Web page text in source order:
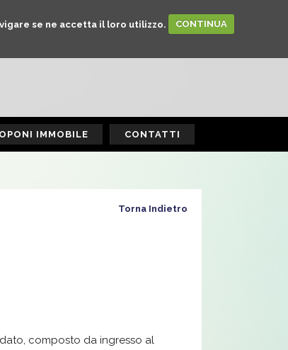
se ne accetta il loro utilizzo.
CONTINUA
IMMOBILE CONTATTI
Torna Indietro